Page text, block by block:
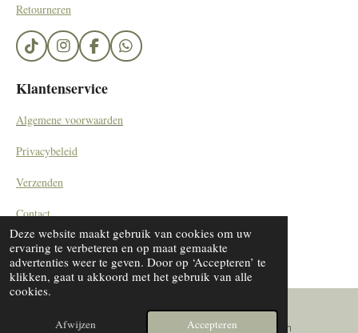
Deze website maakt gebruik van cookies om uw
ervaring te verbeteren en op maat gemaakte
advertenties weer te geven. Door op ‘Accepteren’ te
klikken, gaat u akkoord met het gebruik van alle
cookies.
Afwijzen Accepteren
Retourneren
T
i
T
k
I
n
t
g
a
F
a
c
e
o
W
h
Klantenservice
Algemene voorwaarden
Privacybeleid
Verzenden
Contact
© 2023 - 2024 SieradenByDiana/ by Kemerinkdesign
E-mailadres Instagram